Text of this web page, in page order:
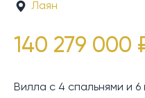
Лаян
140 279 000
Вилла с 4 спальнями и